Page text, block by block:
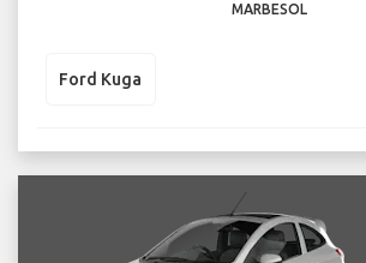
MARBESOL
Ford Kuga